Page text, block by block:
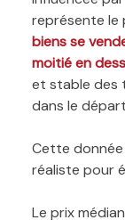
représente le
biens se
moitié en
et stable des
dans le
Cette
réaliste pour
Le prix